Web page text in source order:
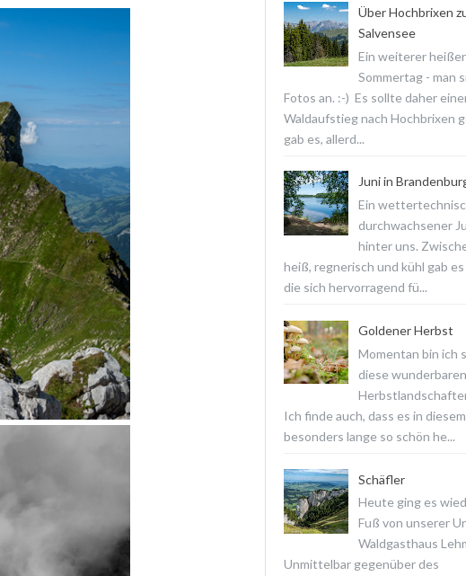
Über Hochbrixen
Salvensee
Ein weiterer heißer
Sommertag - man
Fotos an. :-) Es sollte daher
Waldaufstieg nach Hochbrixen
gab es, allerd...
Juni in
Ein
durchwachsener
hinter uns.
heiß, regnerisch und kühl gab es
die sich hervorragend fü...
Goldener Herbst
Momentan bin ich
diese wunderbaren
Ich finde auch, dass es in
besonders lange so schön he...
Schäfler
Heute ging es
Fuß von unserer
Waldgasthaus
Unmittelbar gegenüber des